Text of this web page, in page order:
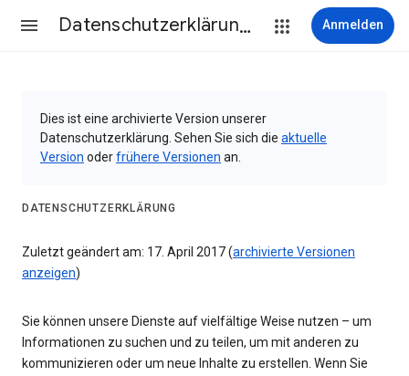
Datenschutzerklärung & Nutzungsbedingungen Anmelden
Dies ist eine archivierte Version unserer
Datenschutzerklärung. Sehen Sie sich die aktuelle
Version oderfrühere Versionen an.
DATENSCHUTZERKLÄRUNG
Zuletzt geändert am: 17. April 2017 (archivierte Versionen
anzeigen)
Sie können unsere Dienste auf vielfältige Weise nutzen – um
Informationen zu suchen und zu teilen, um mit anderen zu
kommunizieren oder um neue Inhalte zu erstellen. Wenn Sie